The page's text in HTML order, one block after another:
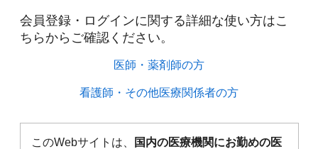
会員登録・ログインに関する詳細な使い方はこ
ちらからご確認ください。​
医師・薬剤師の方​
看護師・その他医療関係者の方​
このWebサイトは、
国内の医療機関にお勤めの医